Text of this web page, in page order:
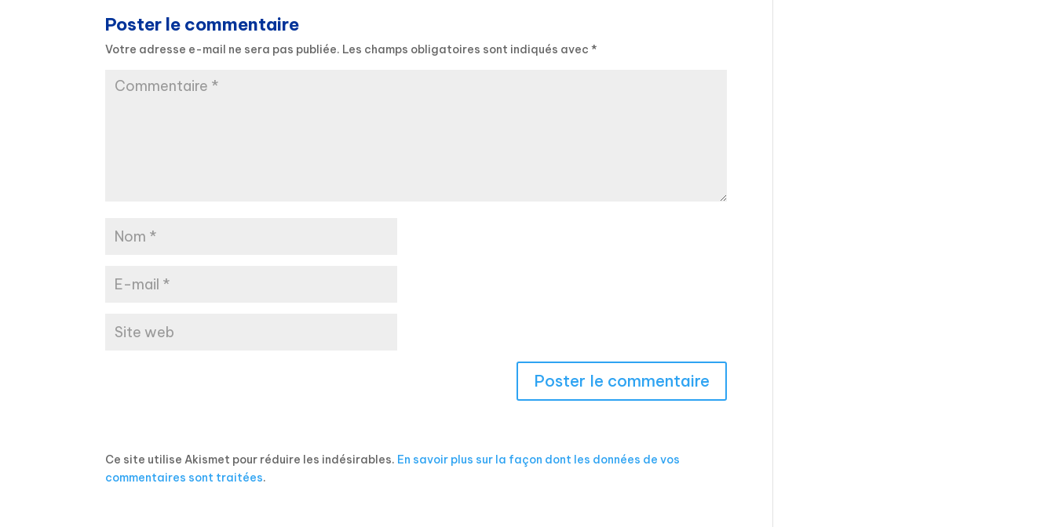
Poster le commentaire
Votre adresse e-mail ne sera pas publiée. Les champs obligatoires sont indiqués avec*
Ce site utilise Akismet pour réduire les indésirables. En savoir plus sur la façon dont les données de vos
commentaires sont traitées.